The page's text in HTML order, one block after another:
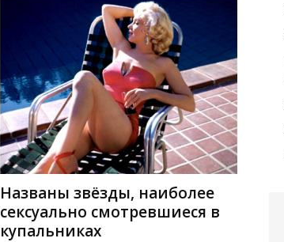
Названы звёзды, наиболее
сексуально смотревшиеся в
купальниках